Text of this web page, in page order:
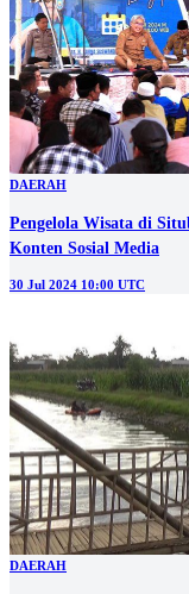
DAERAH
Pengelola Wisata di
Konten Sosial Media
30 Jul 2024 10:00 UTC
DAERAH